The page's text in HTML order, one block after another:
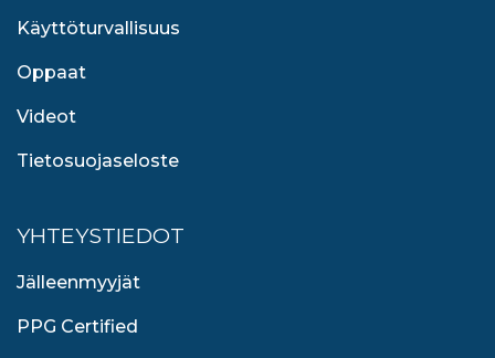
Käyttöturvallisuus
Oppaat
Videot
Tietosuojaseloste
YHTEYSTIEDOT
Jälleenmyyjät
PPG Certified